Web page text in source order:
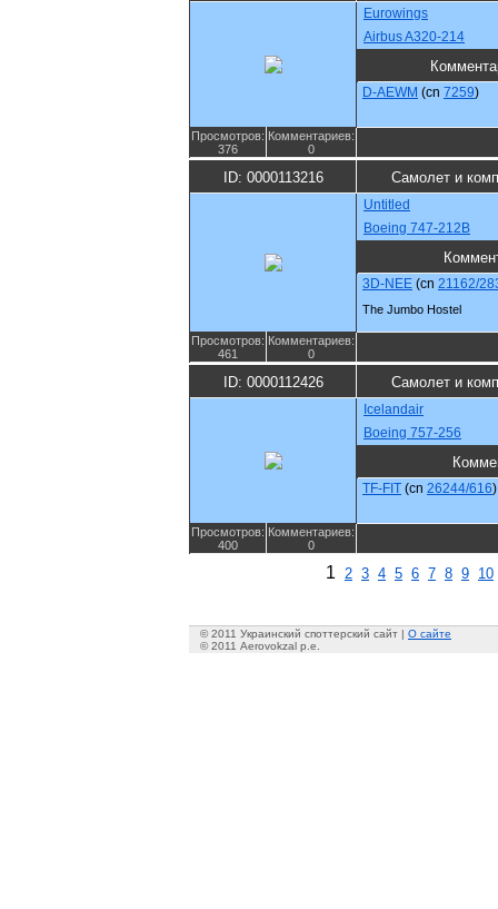
Eurowings
Airbus A320-214
D-AEWM (cn 7259)
Просмотров:
376
Комментариев:
0
ID: 0000113216 Самолет и
Untitled
Boeing 747-212B
3D-NEE (cn 21162/
The Jumbo Hostel
Просмотров:
461
Комментариев:
0
ID: 0000112426 Самолет и
Icelandair
Boeing 757-256
TF-FIT (cn 26244/616)
Просмотров:
400
Комментариев:
0
1 2 3 4 5 6 7 8 9 10
© 2011 Украинский споттерский сайт | О сайте
© 2011 Aerovokzal p.e.